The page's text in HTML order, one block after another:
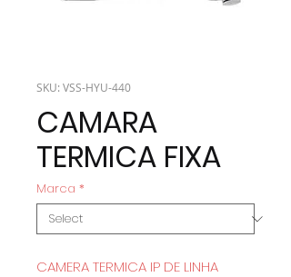
SKU: VSS-HYU-440
CAMARA
TERMICA FIXA
Marca *
CAMERA TERMICA IP DE LINHA